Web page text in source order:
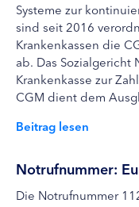
Systeme zur
sind seit 2016
Krankenkassen die
ab. Das Sozialgericht
Krankenkasse zur
CGM dient dem
Beitrag lesen
Notrufnummer:
Die Notrufnummer